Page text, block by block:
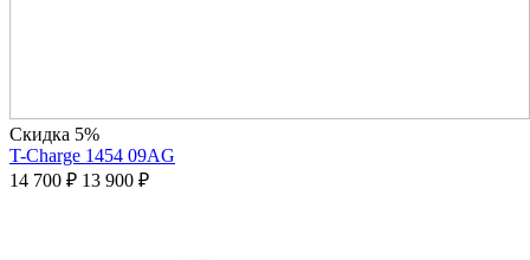
Скидка 5%
T-Charge 1454 09AG
14 700 ₽ 13 900 ₽